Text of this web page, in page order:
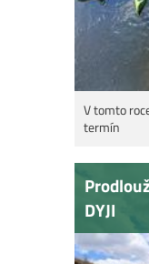
V tomto
termín
DYJI